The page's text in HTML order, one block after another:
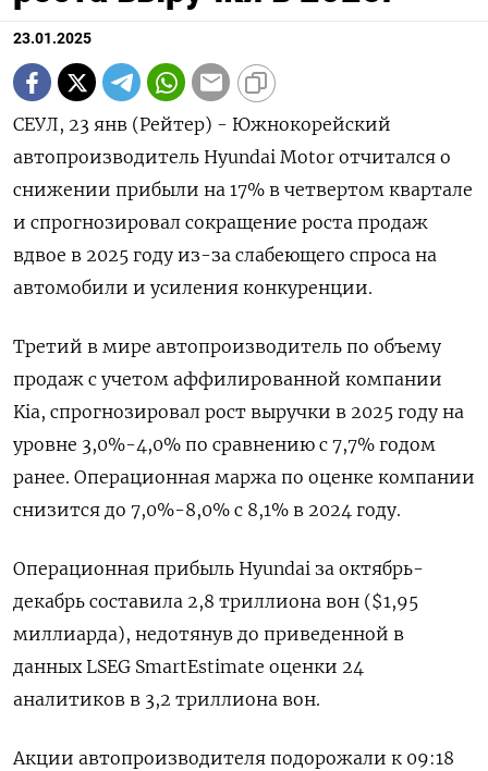
23.01.2025
СЕУЛ, 23 янв (Рейтер) - Южнокорейский
автопроизводитель Hyundai Motor отчитался о
снижении прибыли на 17% в четвертом квартале
и спрогнозировал сокращение роста продаж
вдвое в 2025 году из-за слабеющего спроса на
автомобили и усиления конкуренции.
Третий в мире автопроизводитель по объему
продаж с учетом аффилированной компании
Kia, спрогнозировал рост выручки в 2025 году на
уровне 3,0%-4,0% по сравнению с 7,7% годом
ранее. Операционная маржа по оценке компании
снизится до 7,0%-8,0% с 8,1% в 2024 году.
Операционная прибыль Hyundai за октябрь-
декабрь составила 2,8 триллиона вон ($1,95
миллиарда), недотянув до приведенной в
данных LSEG SmartEstimate оценки 24
аналитиков в 3,2 триллиона вон.
Акции автопроизводителя подорожали к 09:18